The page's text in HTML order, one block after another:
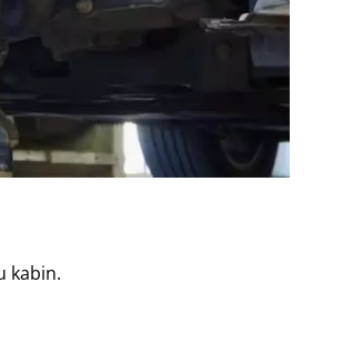
kabin.